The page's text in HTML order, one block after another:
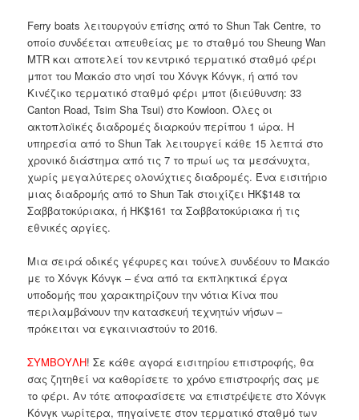
Ferry boats λειτουργούν επίσης από το Shun Tak Centre, το
οποίο συνδέεται απευθείας με το σταθμό του Sheung Wan
MTR και αποτελεί τον κεντρικό τερματικό σταθμό φέρι
μποτ του Μακάο στο νησί του Χόνγκ Κόνγκ, ή από τον
Κινέζικο τερματικό σταθμό φέρι μποτ (διεύθυνση: 33
Canton Road, Tsim Sha Tsui) στο Kowloon. Όλες οι
ακτοπλοϊκές διαδρομές διαρκούν περίπου 1 ώρα. Η
υπηρεσία από το Shun Tak λειτουργεί κάθε 15 λεπτά στο
χρονικό διάστημα από τις 7 το πρωί ως τα μεσάνυχτα,
χωρίς μεγαλύτερες ολονύχτιες διαδρομές. Ένα εισιτήριο
μιας διαδρομής από το Shun Tak στοιχίζει HK$148 τα
Σαββατοκύριακα, ή HK$161 τα Σαββατοκύριακα ή τις
εθνικές αργίες.
Μια σειρά οδικές γέφυρες και τούνελ συνδέουν το Μακάο
με το Χόνγκ Κόνγκ – ένα από τα εκπληκτικά έργα
υποδομής που χαρακτηρίζουν την νότια Κίνα που
περιλαμβάνουν την κατασκευή τεχνητών νήσων –
πρόκειται να εγκαινιαστούν το 2016.
ΣΥΜΒΟΥΛΗ! Σε κάθε αγορά εισιτηρίου επιστροφής, θα
σας ζητηθεί να καθορίσετε το χρόνο επιστροφής σας με
το φέρι. Αν τότε αποφασίσετε να επιστρέψετε στο Χόνγκ
Κόνγκ νωρίτερα, πηγαίνετε στον τερματικό σταθμό των